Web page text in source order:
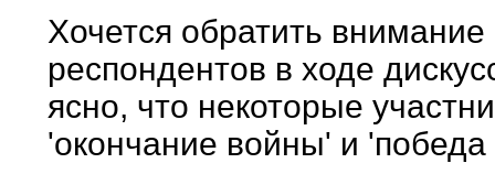
Хочется обратить
респондентов в ходе
ясно, что некоторые
'окончание войны' и